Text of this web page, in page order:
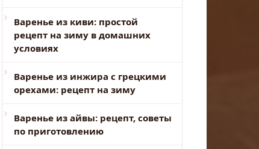
Варенье из киви: простой
рецепт на зиму в домашних
условиях
Варенье из инжира с грецкими
орехами: рецепт на зиму
Варенье из айвы: рецепт, советы
по приготовлению